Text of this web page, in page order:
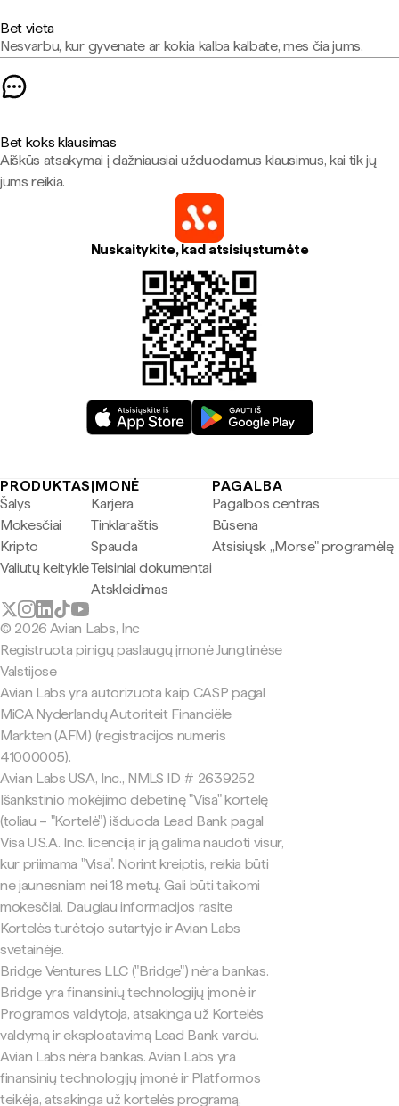
Bet vieta
Nesvarbu, kur gyvenate ar kokia kalba kalbate, mes čia jums.
Bet koks klausimas
Aiškūs atsakymai į dažniausiai užduodamus klausimus, kai tik jų
jums reikia.
Nuskaitykite, kad atsisiųstumėte
PRODUKTAS
Šalys
Mokesčiai
Kripto
Valiutų keityklė
ĮMONĖ
Karjera
Tinklaraštis
Spauda
Teisiniai dokumentai
Atskleidimas
PAGALBA
Pagalbos centras
Būsena
Atsisiųsk „Morse" programėlę
© 2026 Avian Labs, Inc
Registruota pinigų paslaugų įmonė Jungtinėse
Valstijose
Avian Labs yra autorizuota kaip CASP pagal
MiCA Nyderlandų Autoriteit Financiële
Markten (AFM) (registracijos numeris
41000005).
Avian Labs USA, Inc., NMLS ID # 2639252
Išankstinio mokėjimo debetinę "Visa" kortelę
(toliau – "Kortelė") išduoda Lead Bank pagal
Visa U.S.A. Inc. licenciją ir ją galima naudoti visur,
kur priimama "Visa". Norint kreiptis, reikia būti
ne jaunesniam nei 18 metų. Gali būti taikomi
mokesčiai. Daugiau informacijos rasite
Kortelės turėtojo sutartyje ir Avian Labs
svetainėje.
Bridge Ventures LLC ("Bridge") nėra bankas.
Bridge yra finansinių technologijų įmonė ir
Programos valdytoja, atsakinga už Kortelės
valdymą ir eksploatavimą Lead Bank vardu.
Avian Labs nėra bankas. Avian Labs yra
finansinių technologijų įmonė ir Platformos
teikėja, atsakinga už kortelės programą,